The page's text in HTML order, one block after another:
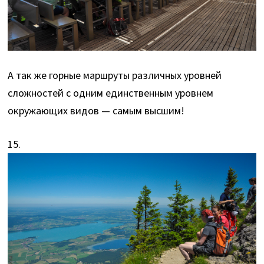
А так же горные маршруты различных уровней
сложностей с одним единственным уровнем
окружающих видов — самым высшим!
15.